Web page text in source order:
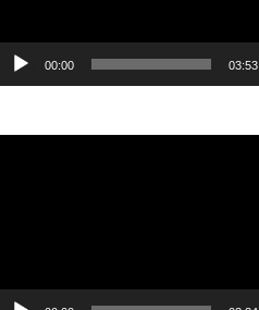
00:00 03:53